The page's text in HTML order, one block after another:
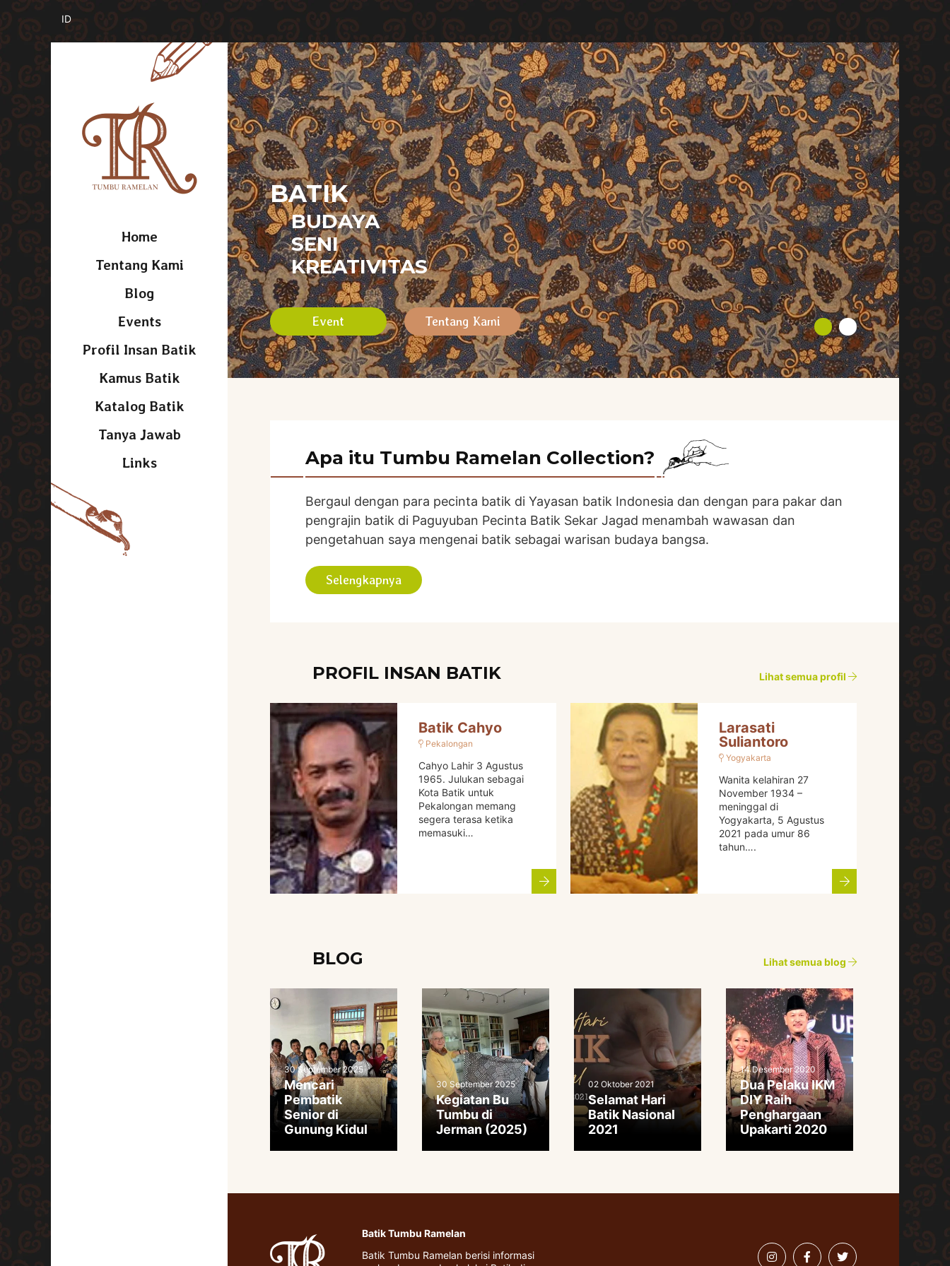
Home
Tentang Kami
Blog
Events
Profil Insan Batik
Kamus Batik
Katalog Batik
Tanya Jawab
Links
BATIK
BUDAYA
SENI
KREATIVITAS
Event Tentang Kami
Apa itu Tumbu Ramelan Collection?
Bergaul dengan para pecinta batik di Yayasan batik Indonesia dan dengan para pakar dan
pengrajin batik di Paguyuban Pecinta Batik Sekar Jagad menambah wawasan dan
pengetahuan saya mengenai batik sebagai warisan budaya bangsa.
Selengkapnya
PROFIL INSAN BATIK Lihat semua profil
Batik Cahyo
Pekalongan
Cahyo Lahir 3 Agustus
1965. Julukan sebagai
Kota Batik untuk
Pekalongan memang
segera terasa ketika
memasuki…
Larasati
Suliantoro
Yogyakarta
Wanita kelahiran 27
November 1934 –
meninggal di
Yogyakarta, 5 Agustus
2021 pada umur 86
tahun….
BLOG Lihat semua blog
30 September 2025
Mencari
Pembatik
Senior di
Gunung Kidul
30 September 2025
Kegiatan Bu
Tumbu di
Jerman (2025)
02 Oktober 2021
Selamat Hari
Batik Nasional
2021
14 Desember 2020
Dua Pelaku IKM
DIY Raih
Penghargaan
Upakarti 2020
Batik Tumbu Ramelan
Batik Tumbu Ramelan berisi informasi